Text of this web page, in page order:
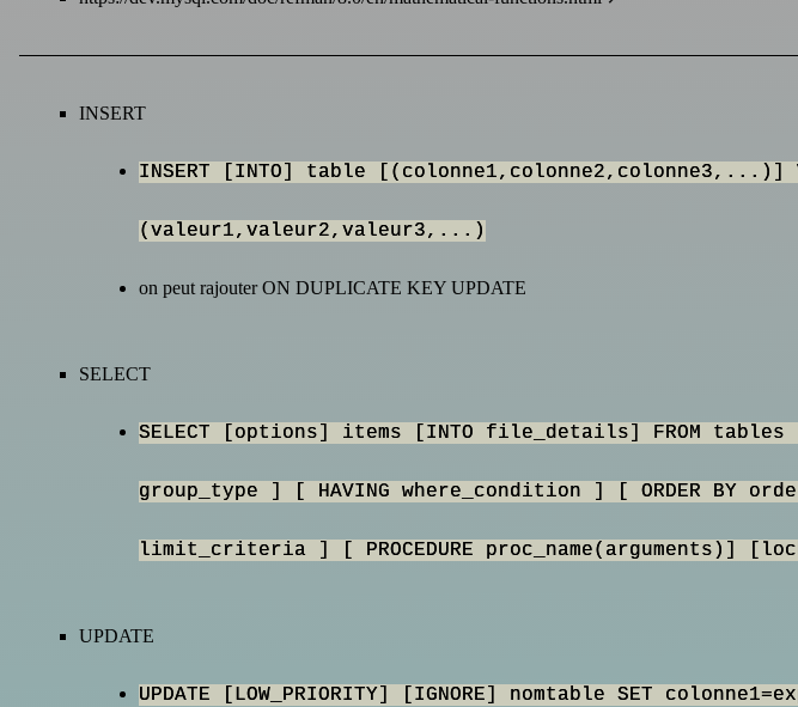
INSERT
INSERT [INTO] table [(colonne1,colonne2,colonne3,...)]
(valeur1,valeur2,valeur3,...)
on peut rajouter ON DUPLICATE KEY UPDATE
SELECT
SELECT [options] items [INTO file_details] FROM tables [
group_type ] [ HAVING where_condition ] [ ORDER BY
limit_criteria ] [ PROCEDURE proc_name(arguments)]
UPDATE
UPDATE [LOW_PRIORITY] [IGNORE] nomtable SET